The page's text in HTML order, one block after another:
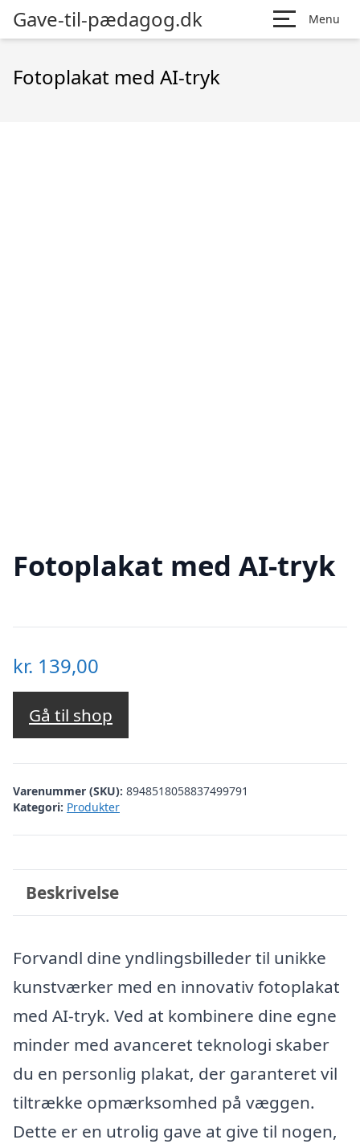
Gave-til-pædagog.dk Menu
Fotoplakat med AI-tryk
Fotoplakat med AI-tryk
kr. 139,00
Gå til shop
Varenummer (SKU): 8948518058837499791
Kategori: Produkter
Beskrivelse
Forvandl dine yndlingsbilleder til unikke
kunstværker med en innovativ fotoplakat
med AI-tryk. Ved at kombinere dine egne
minder med avanceret teknologi skaber
du en personlig plakat, der garanteret vil
tiltrække opmærksomhed på væggen.
Dette er en utrolig gave at give til nogen,